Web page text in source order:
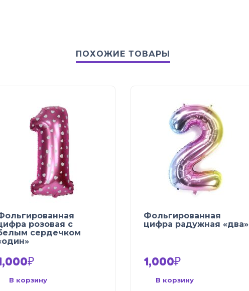
ПОХОЖИЕ ТОВАРЫ
розовая с
сердечком
₽
В корзину
Фольгированная
цифра радужная «два»
1,000₽
В корзину